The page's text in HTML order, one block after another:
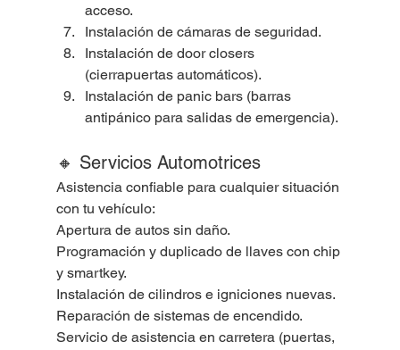
acceso.
Instalación de cámaras de seguridad.
Instalación de door closers
(cierrapuertas automáticos).
Instalación de panic bars (barras
antipánico para salidas de emergencia).
🔸 Servicios Automotrices
Asistencia confiable para cualquier situación
con tu vehículo:
Apertura de autos sin daño.
Programación y duplicado de llaves con chip
y smartkey.
Instalación de cilindros e igniciones nuevas.
Reparación de sistemas de encendido.
Servicio de asistencia en carretera (puertas,